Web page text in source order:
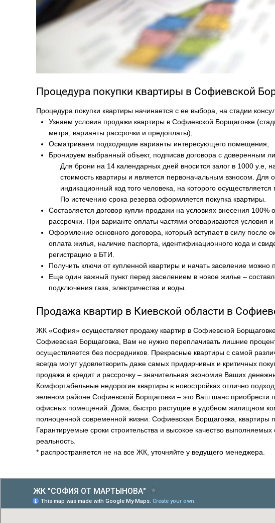
Процедура покупки квартиры в Софиевской
Процедура покупки квартиры начинается с ее выбора, на стадии
Узнаем условия продажи квартиры в Софиевской Борщаговке
метра, варианты рассрочки и предоплаты);
Осматриваем подходящие варианты интересующего помещения;
Бронируем выбранный объект, подписав договора с доверенным
Для брони на 14 календарных дней вносится залог в 1000 у.е,
стоимость квартиры и является первоначальным взносом.
индикационный код того человека, на которого осуществляется
По истечению срока резерва оформляется покупка квартиры.
Составляется договор купли-продажи на условиях внесения
рассрочки. При варианте оплаты частями оговариваются условия
Оформление основного договора, который вступает в силу после
оплата жилья, наличие паспорта, идентификационного кода и
регистрацию в БТИ.
Получить ключи от купленной квартиры и начать заселение
Еще один важный пункт перед заселением в новое жилье –
подключения газа, электричества и воды.
Продажа квартир в Киевской области в
ЖК «София» осуществляет продажу квартир в Софиевской
Софиевская Борщаговка, Вам не нужно переплачивать лишние
осуществляется без посредников. Прекрасные квартиры с самой
всегда могут удовлетворить даже самых придирчивых и критичных
продажа в кредит и рассрочку – значительная экономия Ваших
Комфортабельные недорогие квартиры в новостройках отлично
зеленом районе Софиевской Борщаговки – это Ваш шанс приобрести
офисных помещений. Дома, быстро растущие в удобном жилищном
полноценной современной жизни. Софиевская Борщаговка, квартиры
Гарантируемые сроки строительства и высокое качество
реальность.
* распространяется не на все ЖК, уточняйте у ведущего менеджера.